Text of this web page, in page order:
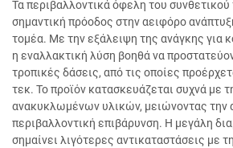
Τα περιβαλλοντικά όφελη του συνθετικού
σημαντική πρόοδος στην αειφόρο
τομέα. Με την εξάλειψη της ανάγκης για
η εναλλακτική λύση βοηθά να
τροπικές δάσεις, από τις οποίες
τεκ. Το προϊόν κατασκευάζεται συχνά με
ανακυκλωμένων υλικών, μειώνοντας την
περιβαλλοντική επιβάρυνση. Η μεγάλη
σημαίνει λιγότερες αντικαταστάσεις με